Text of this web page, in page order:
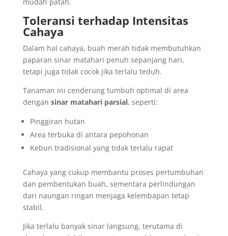
Toleransi terhadap Intensitas
Cahaya
Dalam hal cahaya, buah merah tidak membutuhkan
paparan sinar matahari penuh sepanjang hari,
tetapi juga tidak cocok jika terlalu teduh.
Tanaman ini cenderung tumbuh optimal di area
dengan sinar matahari parsial, seperti:
Pinggiran hutan
Area terbuka di antara pepohonan
Kebun tradisional yang tidak terlalu rapat
Cahaya yang cukup membantu proses pertumbuhan
dan pembentukan buah, sementara perlindungan
dari naungan ringan menjaga kelembapan tetap
stabil.
Jika terlalu banyak sinar langsung, terutama di